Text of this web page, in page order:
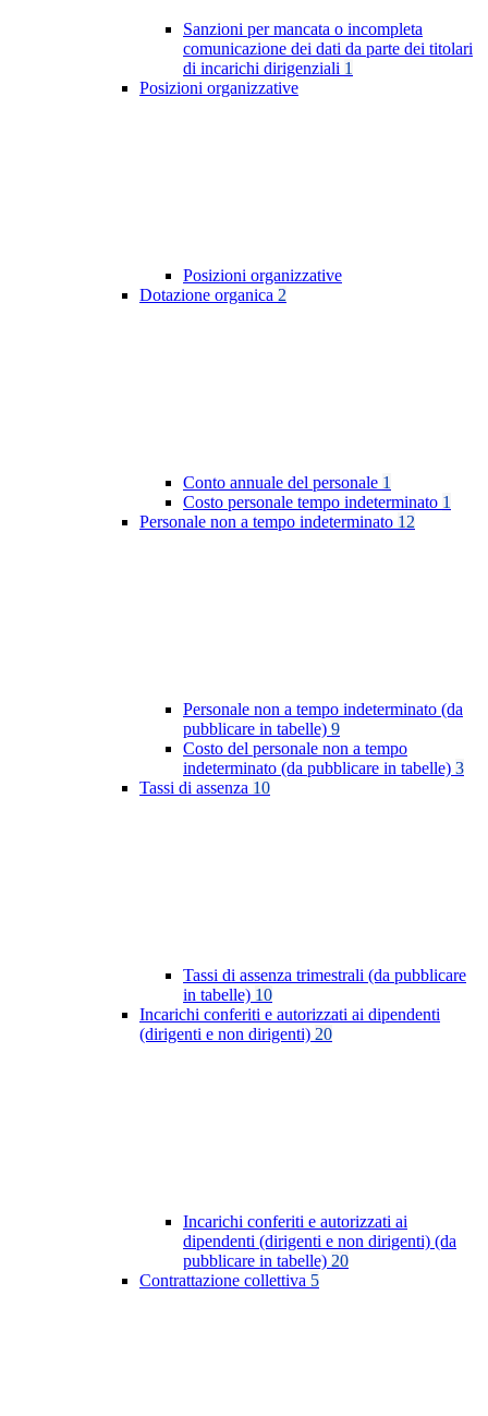
Sanzioni per mancata o incompleta
comunicazione dei dati da parte dei titolari
di incarichi dirigenziali 1
Posizioni organizzative
Posizioni organizzative
Dotazione organica 2
Conto annuale del personale 1
Costo personale tempo indeterminato 1
Personale non a tempo indeterminato 12
Personale non a tempo indeterminato (da
pubblicare in tabelle) 9
Costo del personale non a tempo
indeterminato (da pubblicare in tabelle) 3
Tassi di assenza 10
Tassi di assenza trimestrali (da pubblicare
in tabelle) 10
Incarichi conferiti e autorizzati ai dipendenti
(dirigenti e non dirigenti) 20
Incarichi conferiti e autorizzati ai
dipendenti (dirigenti e non dirigenti) (da
pubblicare in tabelle) 20
Contrattazione collettiva 5